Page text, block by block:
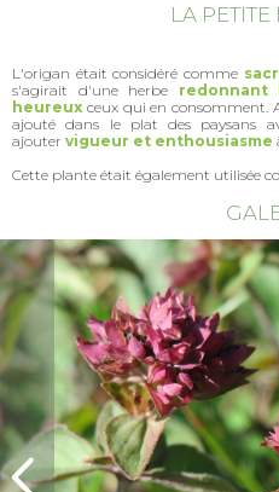
LA PETITE
L'origan était considéré comme
s'agirait d'une herbe
heureux ceux qui en consomment.
ajouté dans le plat des paysans
ajouter vigueur et enthousiasme
Cette plante était également utilisée